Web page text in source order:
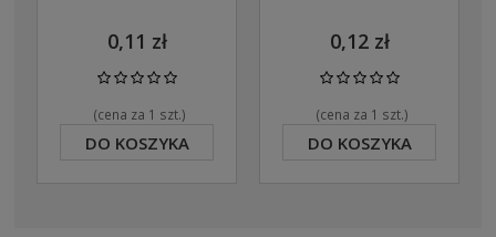
0,11 zł
(cena za 1 szt.)
DO KOSZYKA
0,12 zł
(cena za 1 szt.)
DO KOSZYKA